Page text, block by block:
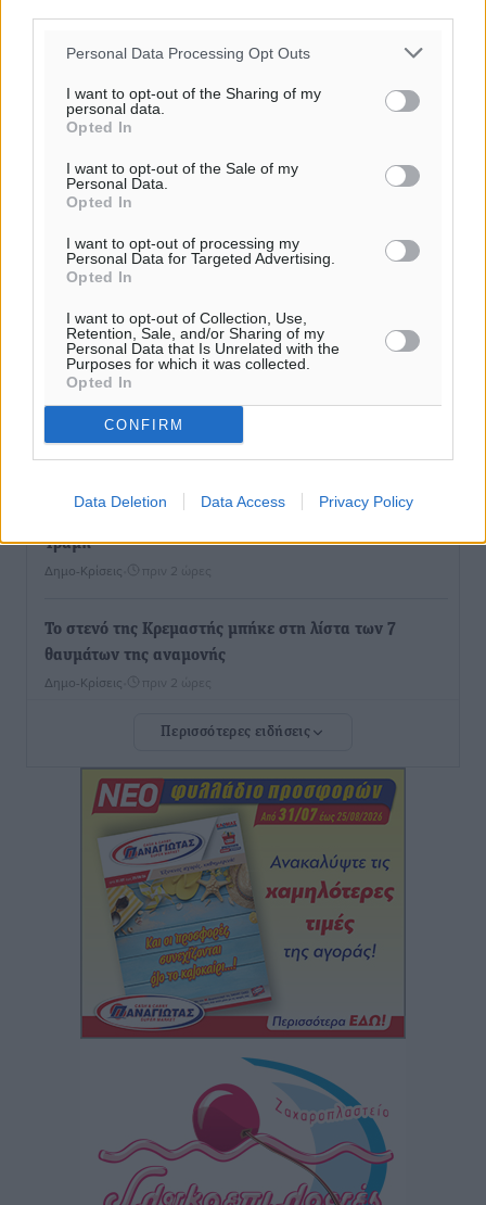
Personal Data Processing Opt Outs
I want to opt-out of the Sharing of my
personal data.
Opted In
I want to opt-out of the Sale of my
Personal Data.
Opted In
I want to opt-out of processing my
Personal Data for Targeted Advertising.
Opted In
I want to opt-out of Collection, Use,
Retention, Sale, and/or Sharing of my
Personal Data that Is Unrelated with the
Purposes for which it was collected.
Opted In
CONFIRM
Data Deletion Data Access Privacy Policy
Αθλητικά• πριν 1 ώρα
Συνελήφθησαν δύο άτομα στην Κάρπαθο για άγρα
Τοπικές Ειδήσεις• πριν 2 ώρες
Χωρίς υποχρεωτική παρουσία μικρών στη 12άδα
Αθλητικά• πριν 2 ώρες
Ο Πελεκάνος, οι ανεμογεννήτριες και μια κοινότητα
που κανείς δεν ρώτησε
Δημο-Κρίσεις• πριν 2 ώρες
Η Ρόδος περιμένει και οι θεσμοί της λογομαχούν
Δημο-Κρίσεις• πριν 2 ώρες
Τραμπ
Δημο-Κρίσεις πριν 2 ώρες
Το στενό της Κρεμαστής μπήκε στη λίστα των 7
θαυμάτων της αναμονής
Δημο-Κρίσεις πριν 2 ώρες
ΣΕΤΕ: Σημαντική θεσμική εξέλιξη η ΚΥΑ για το ΕΧΠ
για τον τουρισμό
• πριν 2 ώρες
Γ. Χατζημάρκος: “Δύο μεγάλες δεσμεύσεις
Γεωργιάδη” – Κίνητρα για τους γιατρούς των νησιών
και συνεργασία Ρόδου με το Αττικόν για το
Ακτινοθεραπευτικό
Τοπικές Ειδήσεις πριν 3 ώρες
Σούπερ μάρκετ: Διευρύνεται η εθνική πρωτοβουλία
για τις τιμές – Eρχονται νέες συμμετοχές εταιρειών
Συνελήφθησαν έξι άτομα για ηχορύπανση από
καταστήματα στο Νότιο Αιγαίο
Τοπικές Ειδήσεις• πριν 3 ώρες
Περισσότερες ειδήσεις